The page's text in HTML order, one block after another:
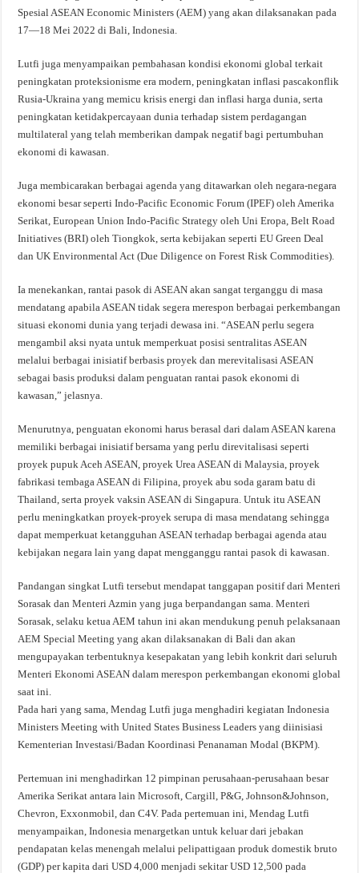
Spesial ASEAN Economic Ministers (AEM) yang akan dilaksanakan pada
17—18 Mei 2022 di Bali, Indonesia.
Lutfi juga menyampaikan pembahasan kondisi ekonomi global terkait
peningkatan proteksionisme era modern, peningkatan inflasi pascakonflik
Rusia-Ukraina yang memicu krisis energi dan inflasi harga dunia, serta
peningkatan ketidakpercayaan dunia terhadap sistem perdagangan
multilateral yang telah memberikan dampak negatif bagi pertumbuhan
ekonomi di kawasan.
Juga membicarakan berbagai agenda yang ditawarkan oleh negara-negara
ekonomi besar seperti Indo-Pacific Economic Forum (IPEF) oleh Amerika
Serikat, European Union Indo-Pacific Strategy oleh Uni Eropa, Belt Road
Initiatives (BRI) oleh Tiongkok, serta kebijakan seperti EU Green Deal
dan UK Environmental Act (Due Diligence on Forest Risk Commodities).
Ia menekankan, rantai pasok di ASEAN akan sangat terganggu di masa
mendatang apabila ASEAN tidak segera merespon berbagai perkembangan
situasi ekonomi dunia yang terjadi dewasa ini. “ASEAN perlu segera
mengambil aksi nyata untuk memperkuat posisi sentralitas ASEAN
melalui berbagai inisiatif berbasis proyek dan merevitalisasi ASEAN
sebagai basis produksi dalam penguatan rantai pasok ekonomi di
kawasan,” jelasnya.
Menurutnya, penguatan ekonomi harus berasal dari dalam ASEAN karena
memiliki berbagai inisiatif bersama yang perlu direvitalisasi seperti
proyek pupuk Aceh ASEAN, proyek Urea ASEAN di Malaysia, proyek
fabrikasi tembaga ASEAN di Filipina, proyek abu soda garam batu di
Thailand, serta proyek vaksin ASEAN di Singapura. Untuk itu ASEAN
perlu meningkatkan proyek-proyek serupa di masa mendatang sehingga
dapat memperkuat ketangguhan ASEAN terhadap berbagai agenda atau
kebijakan negara lain yang dapat mengganggu rantai pasok di kawasan.
Pandangan singkat Lutfi tersebut mendapat tanggapan positif dari Menteri
Sorasak dan Menteri Azmin yang juga berpandangan sama. Menteri
Sorasak, selaku ketua AEM tahun ini akan mendukung penuh pelaksanaan
AEM Special Meeting yang akan dilaksanakan di Bali dan akan
mengupayakan terbentuknya kesepakatan yang lebih konkrit dari seluruh
Menteri Ekonomi ASEAN dalam merespon perkembangan ekonomi global
saat ini.
Pada hari yang sama, Mendag Lutfi juga menghadiri kegiatan Indonesia
Ministers Meeting with United States Business Leaders yang diinisiasi
Kementerian Investasi/Badan Koordinasi Penanaman Modal (BKPM).
Pertemuan ini menghadirkan 12 pimpinan perusahaan-perusahaan besar
Amerika Serikat antara lain Microsoft, Cargill, P&G, Johnson&Johnson,
Chevron, Exxonmobil, dan C4V. Pada pertemuan ini, Mendag Lutfi
menyampaikan, Indonesia menargetkan untuk keluar dari jebakan
pendapatan kelas menengah melalui pelipattigaan produk domestik bruto
(GDP) per kapita dari USD 4,000 menjadi sekitar USD 12,500 pada